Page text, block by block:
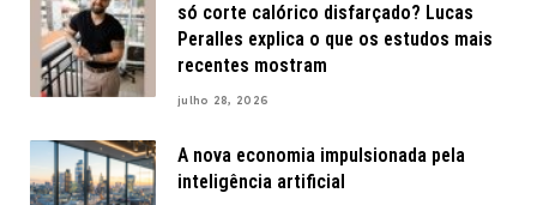
só corte calórico disfarçado? Lucas
Peralles explica o que os estudos mais
recentes mostram
julho 28, 2026
A nova economia impulsionada pela
inteligência artificial